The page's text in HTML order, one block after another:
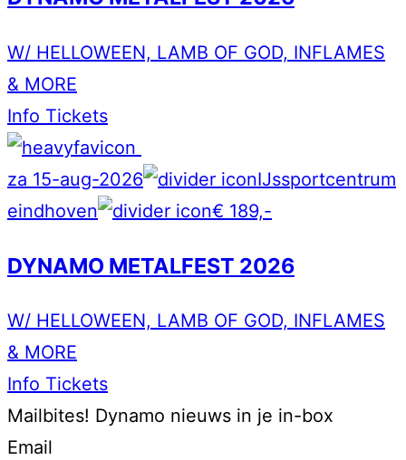
W/ HELLOWEEN, LAMB OF GOD, INFLAMES
& MORE
Info Tickets
za 15-aug-2026
IJssportcentrum
eindhoven
€ 189,-
DYNAMO METALFEST 2026
W/ HELLOWEEN, LAMB OF GOD, INFLAMES
& MORE
Info Tickets
Mailbites! Dynamo nieuws in je in-box
Email